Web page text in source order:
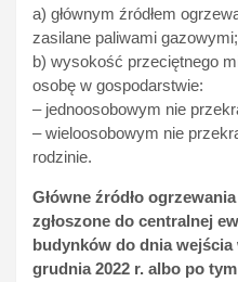
a) głównym źródłem
zasilane paliwami gazowymi;
b) wysokość przeciętnego
osobę w gospodarstwie:
– jednoosobowym nie
– wieloosobowym nie
rodzinie.
Główne źródło
zgłoszone do centralnej
budynków do dnia
grudnia 2022 r. albo po